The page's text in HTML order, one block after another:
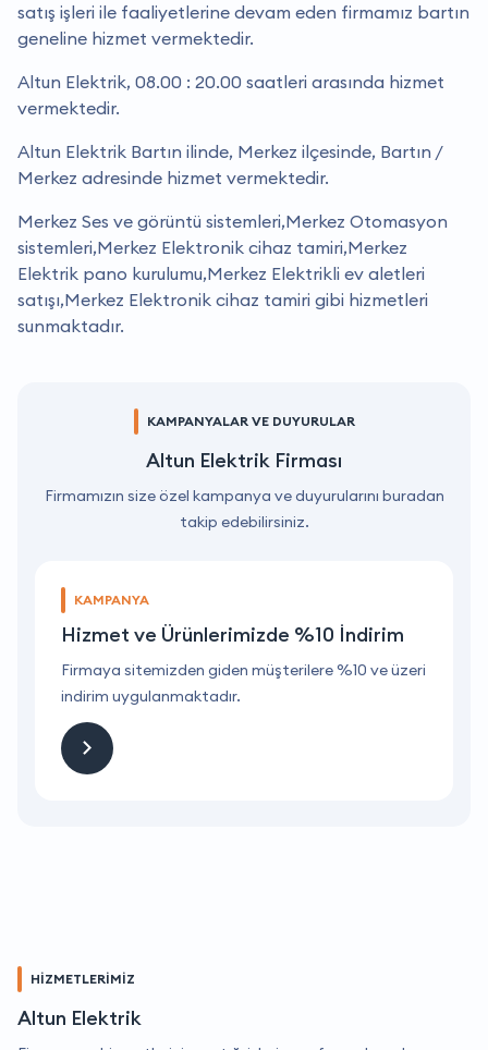
satış işleri ile faaliyetlerine devam eden firmamız bartın
geneline hizmet vermektedir.
Altun Elektrik, 08.00 : 20.00 saatleri arasında hizmet
vermektedir.
Altun Elektrik Bartın ilinde, Merkez ilçesinde, Bartın /
Merkez adresinde hizmet vermektedir.
Merkez Ses ve görüntü sistemleri,Merkez Otomasyon
sistemleri,Merkez Elektronik cihaz tamiri,Merkez
Elektrik pano kurulumu,Merkez Elektrikli ev aletleri
satışı,Merkez Elektronik cihaz tamiri gibi hizmetleri
sunmaktadır.
KAMPANYALAR VE DUYURULAR
Altun Elektrik Firması
Firmamızın size özel kampanya ve duyurularını buradan
takip edebilirsiniz.
KAMPANYA
Hizmet ve Ürünlerimizde %10 İndirim
Firmaya sitemizden giden müşterilere %10 ve üzeri
indirim uygulanmaktadır.
HİZMETLERİMİZ
Altun Elektrik